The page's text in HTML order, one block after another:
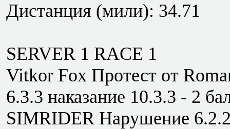
Дистанция (мили): 34.71
SERVER 1 RACE 1
Vitkor Fox Протест от
6.3.3 наказание 10.3.3 - 2
SIMRIDER Нарушение